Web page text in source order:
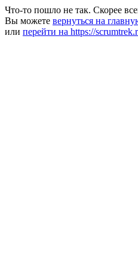
Что-то пошло не так. Скорее
Вы можете вернуться на
или перейти на https://